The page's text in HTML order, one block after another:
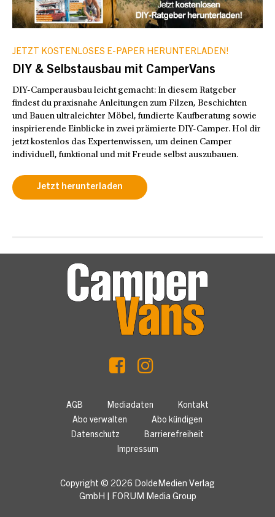
JETZT KOSTENLOSES E-PAPER HERUNTERLADEN!
DIY & Selbstausbau mit CamperVans
DIY-Camperausbau leicht gemacht: In diesem Ratgeber
findest du praxisnahe Anleitungen zum Filzen, Beschichten
und Bauen ultraleichter Möbel, fundierte Kaufberatung sowie
inspirierende Einblicke in zwei prämierte DIY-Camper. Hol dir
jetzt kostenlos das Expertenwissen, um deinen Camper
individuell, funktional und mit Freude selbst auszubauen.
Jetzt herunterladen
AGB Mediadaten
Kontakt
Abo verwalten
Abo kündigen
Datenschutz
Barrierefreiheit
Impressum
Copyright © 2026 DoldeMedien Verlag
GmbH
FORUM Media Group